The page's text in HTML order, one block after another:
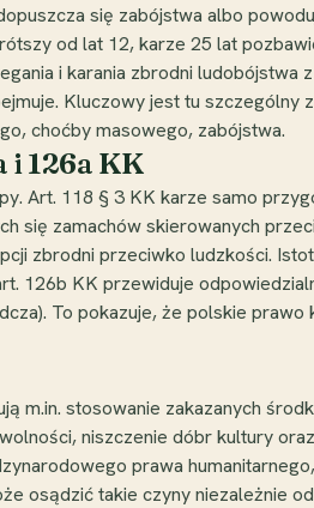
się zabójstwa albo
od lat 12, karze 25 lat
i karania zbrodni ludobójstwa
Kluczowy jest tu szczególny
choćby masowego, zabójstwa.
i 126a KK
Art. 118 § 3 KK karze samo
się zamachów skierowanych
zbrodni przeciwko ludzkości.
126b KK przewiduje
To pokazuje, że polskie
m.in. stosowanie zakazanych
niszczenie dóbr kultury
prawa
osądzić takie czyny niezależnie